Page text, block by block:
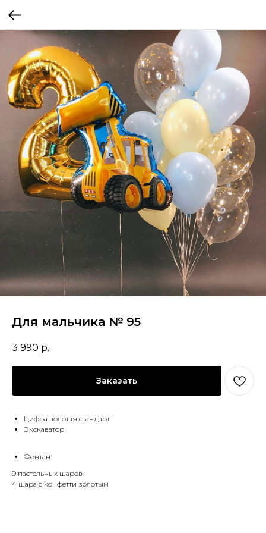
Для мальчика № 95
3 990 р.
Заказать
Цифра золотая стандарт
Экскаватор
Фонтан:
9 пастельных шаров
4 шара с конфетти золотым